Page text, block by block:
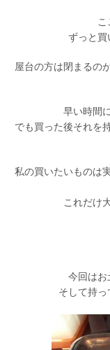
こ
ずっと買
屋台の方は閉まるの
早い時間
でも買った後それを
私の買いたいものは
これだけ
今回はお
そして持っ